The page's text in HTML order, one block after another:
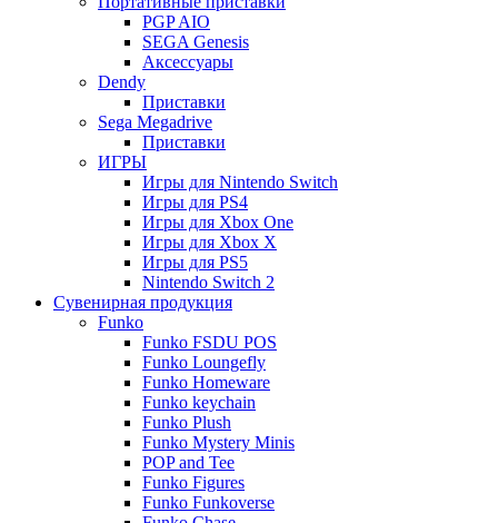
PGP AIO
SEGA Genesis
Аксессуары
Dendy
Приставки
Sega Megadrive
Приставки
ИГРЫ
Игры для Nintendo Switch
Игры для PS4
Игры для Xbox One
Игры для Xbox X
Игры для PS5
Nintendo Switch 2
Сувенирная продукция
Funko
Funko FSDU POS
Funko Loungefly
Funko Homeware
Funko keychain
Funko Plush
Funko Mystery Minis
POP and Tee
Funko Figures
Funko Funkoverse